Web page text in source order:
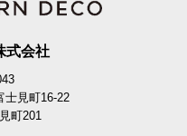
式会社
士見町16-22
町201